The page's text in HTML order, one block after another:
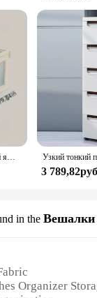
Большой складной холщовый ящик для хранения с прозрачным окном — организация и хранение одежды Компактный органайзер для домашнего шкафа
3
in the Вешалки
Organizer